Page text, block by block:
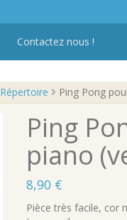
Contactez nous !
Ping Pong
Ping
piano
8,90 €
Pièce très facile, cor